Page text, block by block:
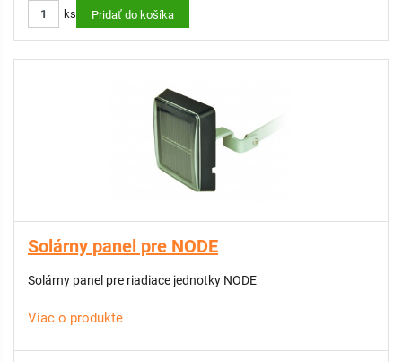
ks Pridať do košíka
Solárny panel pre NODE
Solárny panel pre riadiace jednotky NODE
Viac o produkte